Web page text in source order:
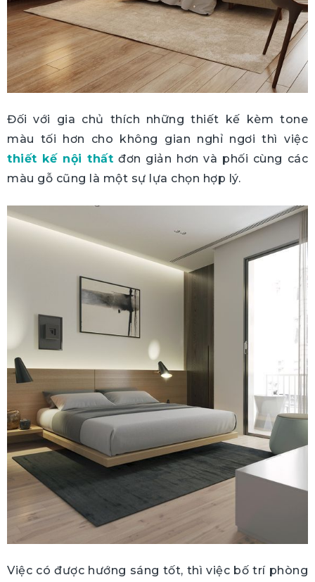
Đối với gia chủ thích những thiết kế kèm tone
màu tối hơn cho không gian nghỉ ngơi thì việc
thiết kế nội thất đơn giản hơn và phối cùng các
màu gỗ cũng là một sự lựa chọn hợp lý.
Việc có được hướng sáng tốt, thì việc bố trí phòng